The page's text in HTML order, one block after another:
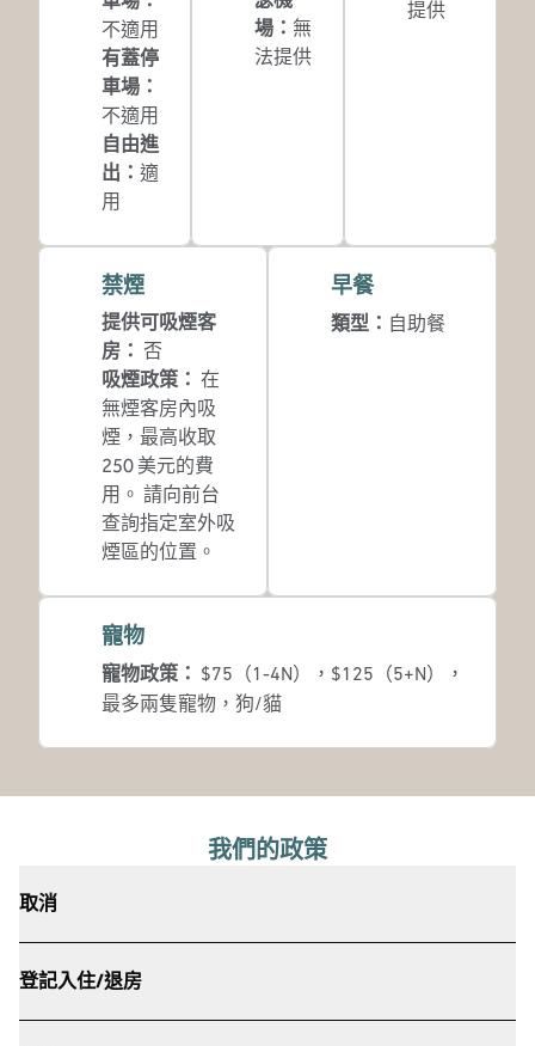
不適用
有蓋停
車場 ：
不適用
自由進
出 ： 適
用
場 ： 無
法提供
提供
禁煙
提供可吸煙客
房： 否
吸煙政策： 在
無煙客房內吸
煙，最高收取
250 美元的費
用。 請向前台
查詢指定室外吸
煙區的位置。
早餐
類型： 自助餐
寵物
寵物政策： $75（1-4N），$125（5+N），
最多兩隻寵物，狗/貓
我們的政策
取消
登記入住/退房